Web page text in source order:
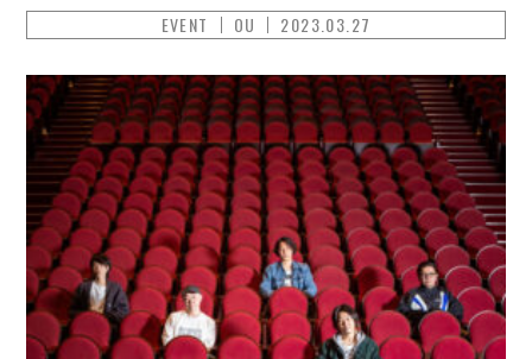
EVENT OU 2023.03.27